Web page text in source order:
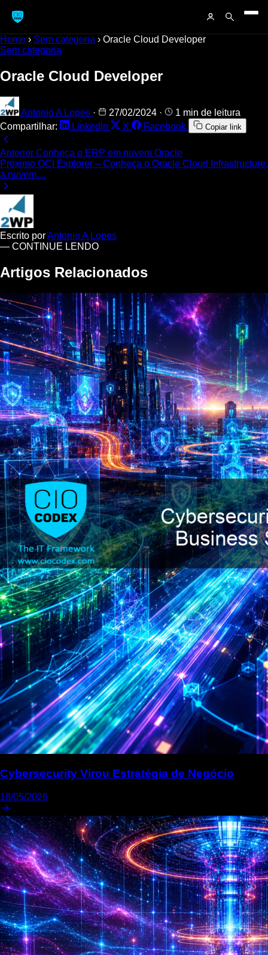
Home › Sem categoria › Oracle Cloud Developer
Sem categoria
Oracle Cloud Developer
Antonio A Lopes · 27/02/2024 ·
1 min de leitura
Compartilhar:
LinkedIn X Facebook Copiar link
Anterior Conheça o ERP em nuvem Oracle
Próximo OCI Explorer – Conheça o Oracle Cloud Infrastructure,
a nuvem…
Escrito porAntonio A Lopes
— CONTINUE LENDO
Artigos Relacionados
Cybersecurity Virou Estratégia de Negócio
18/05/2026